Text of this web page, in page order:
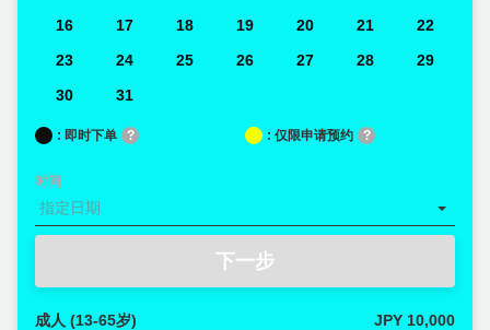
16
17 18 19 20 21
22
23
24 25 26 27 28
29
30
31
: 即时下单 ? : 仅限申请预约 ?
时间
下一步
成人 (13-65岁)
JPY 10,000